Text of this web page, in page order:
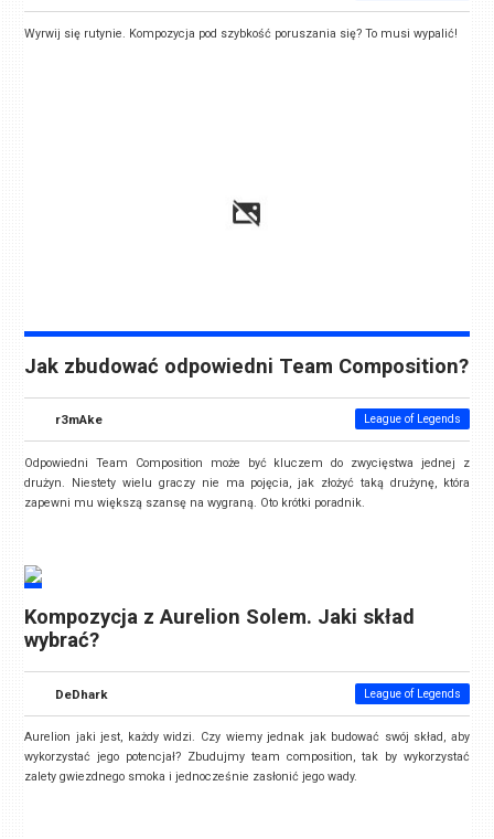
Wyrwij się rutynie. Kompozycja pod szybkość poruszania się? To musi wypalić!
Jak zbudować odpowiedni Team Composition?
r3mAke League of Legends
Odpowiedni Team Composition może być kluczem do zwycięstwa jednej z
drużyn. Niestety wielu graczy nie ma pojęcia, jak złożyć taką drużynę, która
zapewni mu większą szansę na wygraną. Oto krótki poradnik.
Kompozycja z Aurelion Solem. Jaki skład
wybrać?
DeDhark League of Legends
Aurelion jaki jest, każdy widzi. Czy wiemy jednak jak budować swój skład, aby
wykorzystać jego potencjał? Zbudujmy team composition, tak by wykorzystać
zalety gwiezdnego smoka i jednocześnie zasłonić jego wady.